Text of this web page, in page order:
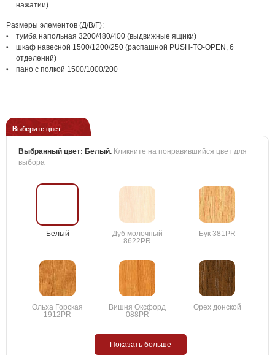
нажатии)
Размеры элементов (Д/В/Г):
тумба напольная 3200/480/400 (выдвижные ящики)
шкаф навесной 1500/1200/250 (распашной PUSH-TO-OPEN, 6
отделений)
пано с полкой 1500/1000/200
Выберите цвет
Выбранный цвет: Белый. Кликните на понравившийся цвет для
выбора
Белый
Дуб молочный
8622PR
Бук 381PR
Ольха Горская
1912PR
Вишня Оксфорд
088PR
Орех донской
Показать больше